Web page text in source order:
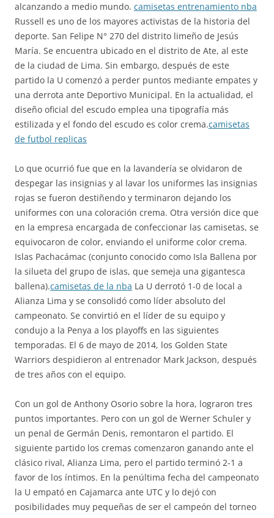
alcanzando a medio mundo. camisetas entrenamiento nba
Russell es uno de los mayores activistas de la historia del
deporte. San Felipe N° 270 del distrito limeño de Jesús
María. Se encuentra ubicado en el distrito de Ate, al este
de la ciudad de Lima. Sin embargo, después de este
partido la U comenzó a perder puntos mediante empates y
una derrota ante Deportivo Municipal. En la actualidad, el
diseño oficial del escudo emplea una tipografía más
estilizada y el fondo del escudo es color crema.camisetas
de futbol replicas
Lo que ocurrió fue que en la lavandería se olvidaron de
despegar las insignias y al lavar los uniformes las insignias
rojas se fueron destiñendo y terminaron dejando los
uniformes con una coloración crema. Otra versión dice que
en la empresa encargada de confeccionar las camisetas, se
equivocaron de color, enviando el uniforme color crema.
Islas Pachacámac (conjunto conocido como Isla Ballena por
la silueta del grupo de islas, que semeja una gigantesca
ballena).camisetas de la nba La U derrotó 1-0 de local a
Alianza Lima y se consolidó como líder absoluto del
campeonato. Se convirtió en el líder de su equipo y
condujo a la Penya a los playoffs en las siguientes
temporadas. El 6 de mayo de 2014, los Golden State
Warriors despidieron al entrenador Mark Jackson, después
de tres años con el equipo.
Con un gol de Anthony Osorio sobre la hora, lograron tres
puntos importantes. Pero con un gol de Werner Schuler y
un penal de Germán Denis, remontaron el partido. El
siguiente partido los cremas comenzaron ganando ante el
clásico rival, Alianza Lima, pero el partido terminó 2-1 a
favor de los íntimos. En la penúltima fecha del campeonato
la U empató en Cajamarca ante UTC y lo dejó con
posibilidades muy pequeñas de ser el campeón del torneo